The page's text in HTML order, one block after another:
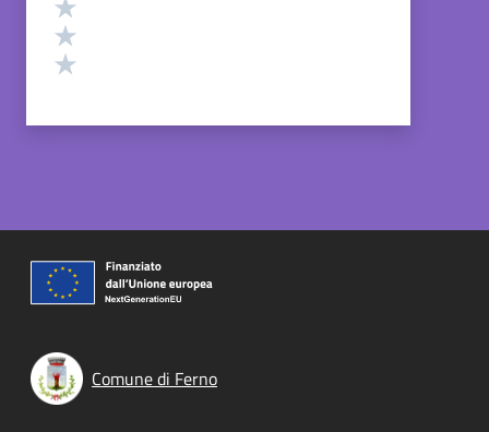
Comune di Ferno